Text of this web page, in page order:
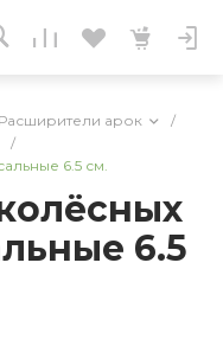
Расширители арок
/
/
6.5 см.
6.5